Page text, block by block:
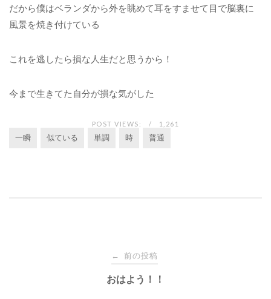
だから僕はベランダから外を眺めて耳をすませて目で脳裏に
風景を焼き付けている
これを逃したら損な人生だと思うから！
今まで生きてた自分が損な気がした
POST VIEWS: 1,261
一瞬 似ている 単調 時 普通
← 前の投稿
おはよう！！